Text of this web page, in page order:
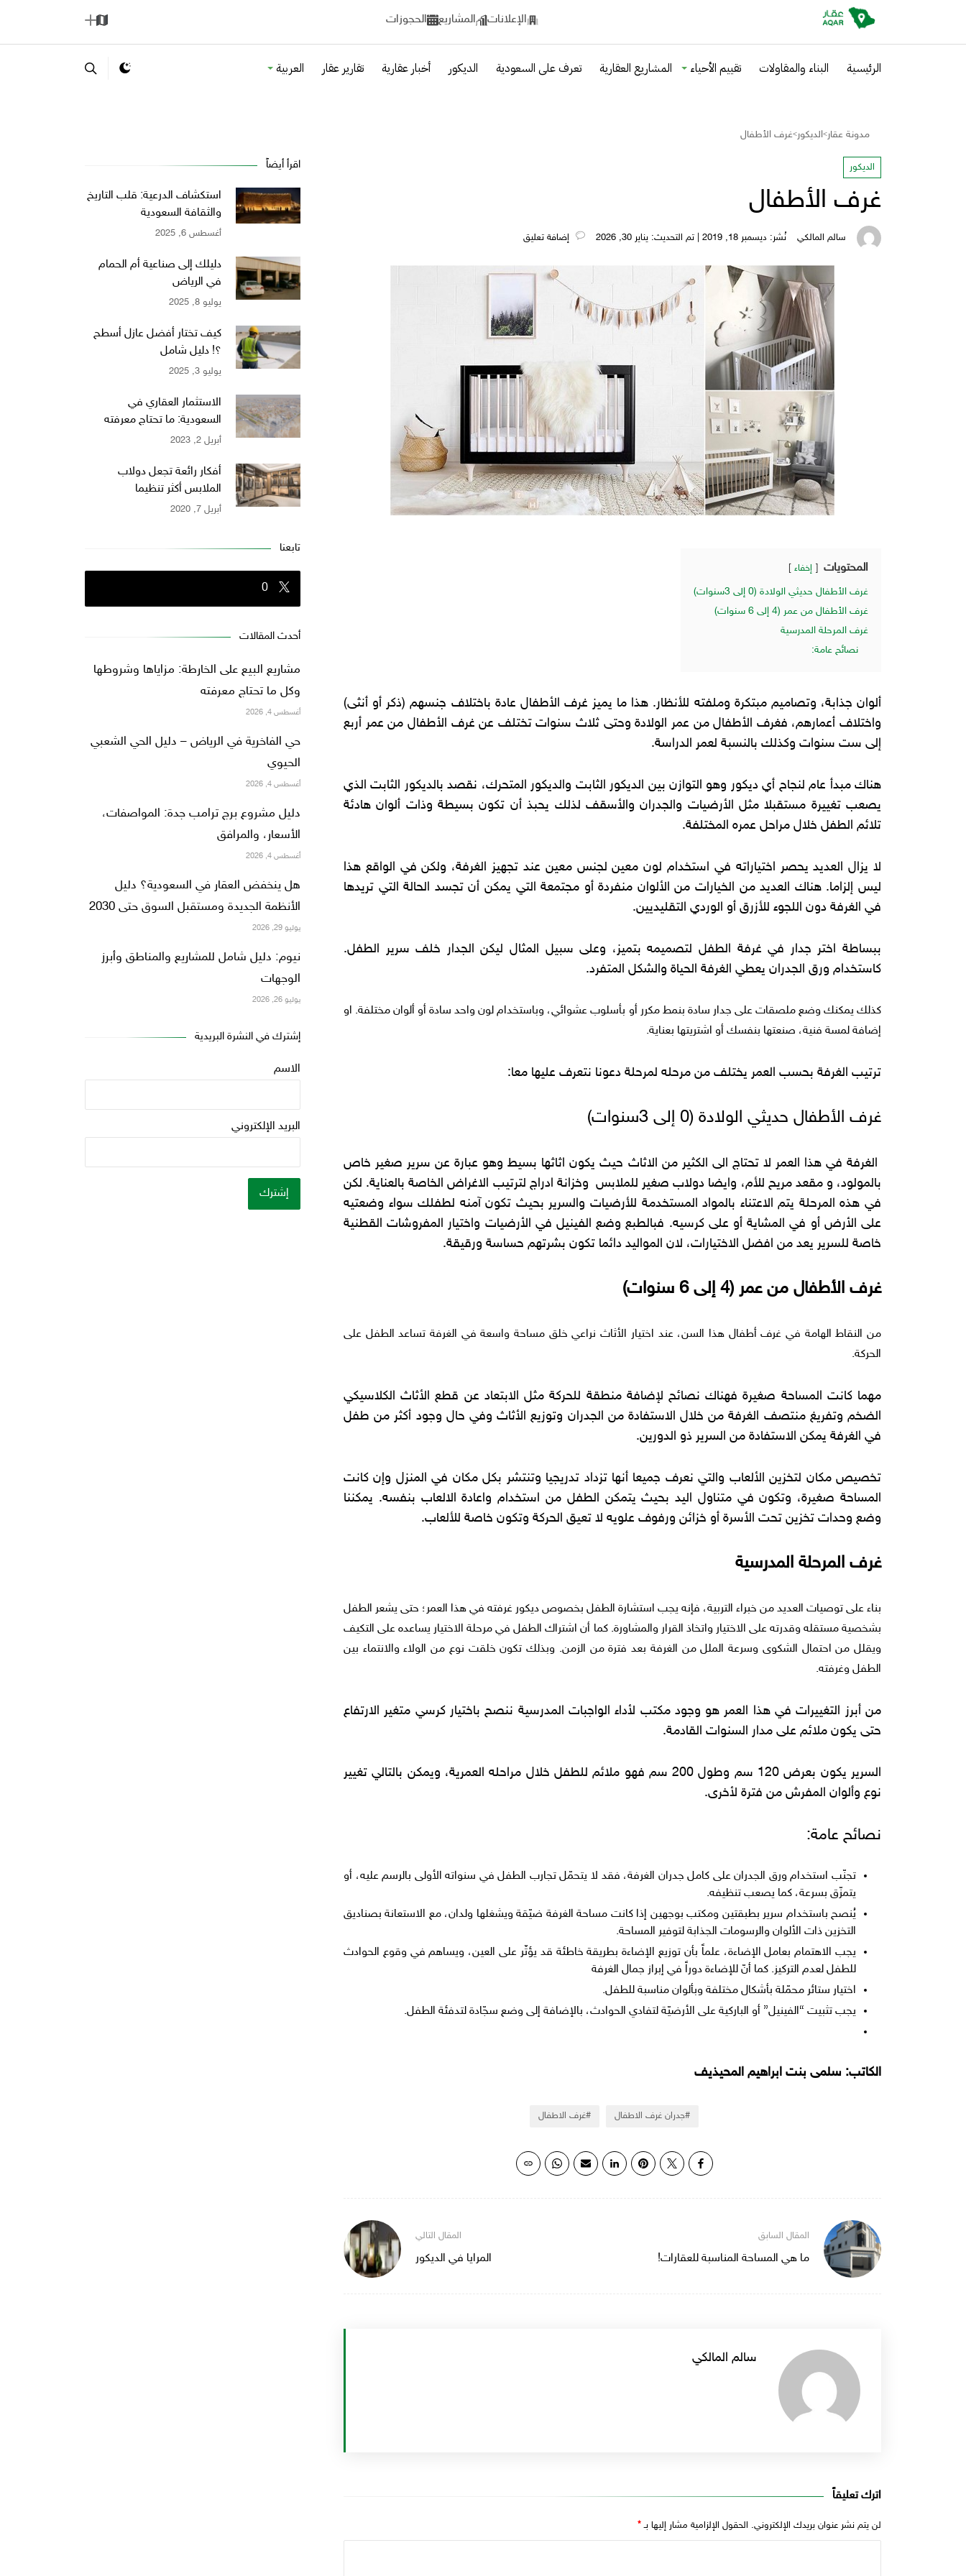
الإعلانات المشاريع الحجوزات
ا
ا
الرئيسية البناء والمقاولات تقييم الأحياء المشاريع العقارية تعرف على السعودية الديكور أخبار عقارية تقارير عقار العربية
مدونة عقار>الديكور>غرف الأطفال
الديكور
غرف الأطفال
سالم المالكي نُشر: ديسمبر 18, 2019 | تم التحديث: يناير 30, 2026
المحتويات إخفاء
غرف الأطفال حديثي الولادة (0 إلى 3سنوات)
غرف الأطفال من عمر (4 إلى 6 سنوات)
غرف المرحلة المدرسية
نصائح عامة:
ألوان جذابة، وتصاميم مبتكرة وملفته للأنظار. هذا ما يميز غرف الأطفال عادة باختلاف جنسهم (ذكر أو أنثى)
واختلاف أعمارهم، فغرف الأطفال من عمر الولادة وحتى ثلاث سنوات تختلف عن غرف الأطفال من عمر أربع
إلى ست سنوات وكذلك بالنسبة لعمر الدراسة.
هناك مبدأ عام لنجاح أي ديكور وهو التوازن بين الديكور الثابت والديكور المتحرك، نقصد بالديكور الثابت الذي
يصعب تغييرة مستقبلا مثل الأرضيات والجدران والأسقف لذلك يحبذ أن تكون بسيطة وذات ألوان هادئة
تلائم الطفل خلال مراحل عمره المختلفة.
لا يزال العديد يحصر اختياراته في استخدام لون معين لجنس معين عند تجهيز الغرفة، ولكن في الواقع هذا
ليس إلزاما. هناك العديد من الخيارات من الألوان منفردة أو مجتمعة التي يمكن أن تجسد الحالة التي تريدها
في الغرفة دون اللجوء للأزرق أو الوردي التقليديين.
ببساطة اختر جدار في غرفة الطفل لتصميمه بتميز، وعلى سبيل المثال ليكن الجدار خلف سرير الطفل.
كاستخدام ورق الجدران يعطي الغرفة الحياة والشكل المتفرد.
كذلك يمكنك وضع ملصقات على جدار سادة بنمط مكرر أو بأسلوب عشوائي، وباستخدام لون واحد سادة أو ألوان مختلفة. او
إضافة لمسة فنية، صنعتها بنفسك أو اشتريتها بعناية.
ترتيب الغرفة بحسب العمر يختلف من مرحله لمرحلة دعونا نتعرف عليها معا:
غرف الأطفال حديثي الولادة (0 إلى 3سنوات)
الغرفة في هذا العمر لا تحتاج الى الكثير من الاثاث حيث يكون اثاثها بسيط وهو عبارة عن سرير صغير خاص
بالمولود، و مقعد مريح للأم، وايضا دولاب صغير للملابس وخزانة ادراج لترتيب الاغراض الخاصة بالعناية. لكن
في هذه المرحلة يتم الاعتناء بالمواد المستخدمة للأرضيات والسرير بحيث تكون آمنه لطفلك سواء وضعتيه
على الأرض أو في المشاية أو على كرسيه. فبالطبع وضع الفينيل في الأرضيات واختيار المفروشات القطنية
خاصة للسرير يعد من افضل الاختيارات، لان المواليد دائما تكون بشرتهم حساسة ورقيقة.
غرف الأطفال من عمر (4 إلى 6 سنوات)
من النقاط الهامة في غرف أطفال هذا السن، عند اختيار الأثاث نراعي خلق مساحة واسعة في الغرفة تساعد الطفل على
الحركة.
مهما كانت المساحة صغيرة فهناك نصائح لإضافة منطقة للحركة مثل الابتعاد عن قطع الأثاث الكلاسيكي
الضخم وتفريغ منتصف الغرفة من خلال الاستفادة من الجدران وتوزيع الأثاث وفي حال وجود أكثر من طفل
في الغرفة يمكن الاستفادة من السرير ذو الدورين.
تخصيص مكان لتخزين الألعاب والتي نعرف جميعا أنها تزداد تدريجيا وتنتشر بكل مكان في المنزل وإن كانت
المساحة صغيرة، وتكون في متناول اليد بحيث يتمكن الطفل من استخدام واعادة الالعاب بنفسه. يمكننا
وضع وحدات تخزين تحت الأسرة أو خزائن ورفوف علويه لا تعيق الحركة وتكون خاصة للألعاب.
غرف المرحلة المدرسية
بناء على توصيات العديد من خبراء التربية، فإنه يجب استشارة الطفل بخصوص ديكور غرفته في هذا العمر؛ حتى يشعر الطفل
بشخصية مستقله وقدرته على الاختيار واتخاذ القرار والمشاورة. كما أن اشتراك الطفل في مرحلة الاختيار يساعده على التكيف
ويقلل من احتمال الشكوى وسرعة الملل من الغرفة بعد فترة من الزمن. وبذلك تكون خلقت نوع من الولاء والانتماء بين
الطفل وغرفته.
من أبرز التغييرات في هذا العمر هو وجود مكتب لأداء الواجبات المدرسية ننصح باختيار كرسي متغير الارتفاع
حتى يكون ملائم على مدار السنوات القادمة.
السرير يكون بعرض 120 سم وطول 200 سم فهو ملائم للطفل خلال مراحله العمرية، ويمكن بالتالي تغيير
نوع وألوان المفرش من فترة لأخرى.
نصائح عامة:
تجنّب استخدام ورق الجدران على كامل جدران الغرفة، فقد لا يتحمّل تجارب الطفل في سنواته الأولى بالرسم عليه، أو
يتمزّق بسرعة، كما يصعب تنظيفه.
يُنصح باستخدام سرير بطبقتين ومكتب بوجهين إذا كانت مساحة الغرفة ضيّقة ويشغلها ولدان، مع الاستعانة بصناديق
التخزين ذات الألوان والرسومات الجذابة لتوفير المساحة.
يجب الاهتمام بعامل الإضاءة، علماً بأن توزيع الإضاءة بطريقة خاطئة قد يؤثّر على العين، ويساهم في وقوع الحوادث
للطفل لعدم التركيز. كما أنّ للإضاءة دوراً في إبراز جمال الغرفة
اختيار ستائر محمّلة بأشكال مختلفة وبألوان مناسبة للطفل.
يجب تثبيت “الفينيل” أو الباركية على الأرضيّة لتفادي الحوادث، بالإضافة إلى وضع سجّادة لتدفئة الطفل.
الكاتب: سلمى بنت ابراهيم المحيذيف
جدران غرف الاطفال غرف الاطفال
ما هي المساحة المناسبة للعقارات! المرايا في الديكور
سالم المالكي
اترك تعليقاً
لن يتم نشر عنوان بريدك الإلكتروني. الحقول الإلزامية مشار إليها بـ*
اقرأ أيضاً
استكشاف الدرعية: قلب التاريخ
والثقافة السعودية
أغسطس 6, 2025
دليلك إلى صناعية أم الحمام
في الرياض
يوليو 8, 2025
كيف تختار أفضل عازل أسطح
؟! دليل شامل
يوليو 3, 2025
الاستثمار العقاري في
السعودية: ما تحتاج معرفته
أبريل 2, 2023
أفكار رائعة تجعل دولاب
الملابس أكثر تنظيما
أبريل 7, 2020
تابعنا
0
أحدث المقالات
مشاريع البيع على الخارطة: مزاياها وشروطها
وكل ما تحتاج معرفته
أغسطس 4, 2026
حي الفاخرية في الرياض – دليل الحي الشعبي
الحيوي
أغسطس 4, 2026
دليل مشروع برج ترامب جدة: المواصفات،
الأسعار، والمرافق
أغسطس 4, 2026
هل ينخفض العقار في السعودية؟ دليل
الأنظمة الجديدة ومستقبل السوق حتى 2030
يوليو 29, 2026
نيوم: دليل شامل للمشاريع والمناطق وأبرز
الوجهات
يوليو 26, 2026
إشترك في النشرة البريدية
الاسم
البريد الإلكتروني